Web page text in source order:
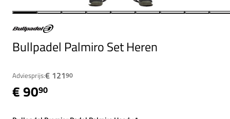
Bullpadel Palmiro Set Heren
Adviesprijs:€ 12190
€ 9090